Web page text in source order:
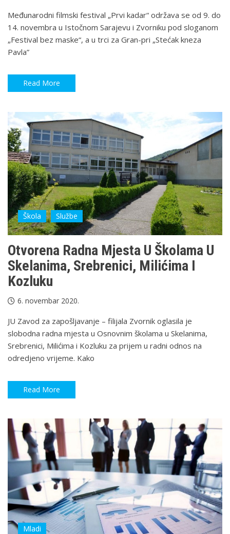
Međunarodni filmski festival „Prvi kadar“ održava se od 9. do
14. novembra u Istočnom Sarajevu i Zvorniku pod sloganom
„Festival bez maske“, a u trci za Gran-pri „Stećak kneza
Pavla”
Read More
Škola Službe
Otvorena Radna Mjesta U Školama U
Skelanima, Srebrenici, Milićima I
Kozluku
6. novembar 2020.
JU Zavod za zapošljavanje – filijala Zvornik oglasila je
slobodna radna mjesta u Osnovnim školama u Skelanima,
Srebrenici, Milićima i Kozluku za prijem u radni odnos na
odredjeno vrijeme. Kako
Read More
Mladi